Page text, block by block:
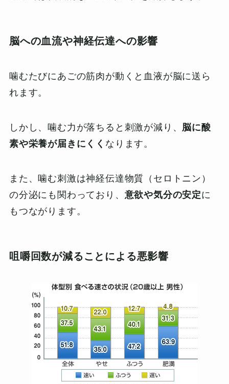
脳への血流や神経伝達への影響
噛むたびにあごの筋肉が動くと血液が脳に送ら
れます。
しかし、噛む力が落ちると刺激が減り、 脳に酸
素や栄養が届きにくく なります。
また、噛む刺激は神経伝達物質（セロトニン）
の分泌にも関わっており、 意欲や気分の安定に
もつながります。
咀嚼回数が減ることによる悪影響